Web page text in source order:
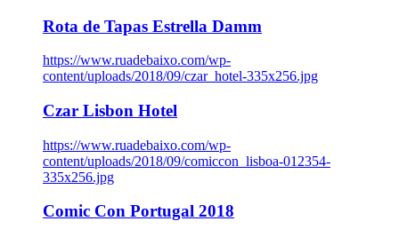
Rota de Tapas Estrella Damm
https://www.ruadebaixo.com/wp-
content/uploads/2018/09/czar_hotel-335x256.jpg
Czar Lisbon Hotel
https://www.ruadebaixo.com/wp-
content/uploads/2018/09/comiccon_lisboa-012354-
335x256.jpg
Comic Con Portugal 2018